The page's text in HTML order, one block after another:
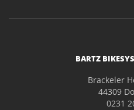
BARTZ
Brackeler
44309
0231